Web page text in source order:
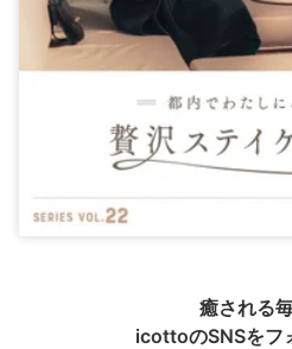
癒される
icottoのSNSをフ